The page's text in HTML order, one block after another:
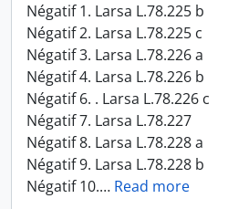
Négatif 1. Larsa L.78.225 b
Négatif 2. Larsa L.78.225 c
Négatif 3. Larsa L.78.226 a
Négatif 4. Larsa L.78.226 b
Négatif 6. . Larsa L.78.226 c
Négatif 7. Larsa L.78.227
Négatif 8. Larsa L.78.228 a
Négatif 9. Larsa L.78.228 b
Négatif 10.… Read more